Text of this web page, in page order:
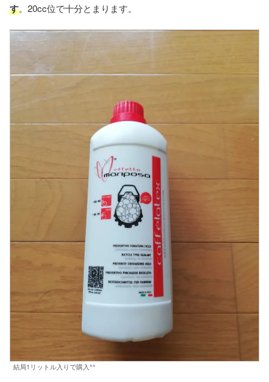
す。20cc位で十分とまります。
結局1リットル入りで購入^^